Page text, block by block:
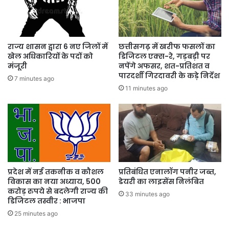
राज्य शासन द्वारा 6 नए जिलों में
खेल अधिकारियों के पदों को
मंजूरी
7 minutes ago
छत्तीसगढ़ में खरीफ फसलों का
डिजिटल एक्स-रे, गड़बड़ी पर
नपेंगे अफसर, शत-प्रतिशत व
पारदर्शी गिरदावरी के कड़े निर्देश
11 minutes ago
प्रदेश में नई तकनीक व कौशल
विकास का नया अध्याय, 500
करोड़ रुपये से बदलेगी राज्य की
डिजिटल तस्वीर : भाजपा
25 minutes ago
प्रतिबंधित एनालॉग पनीर जब्त,
डेयरी का लाइसेंस निलंबित
33 minutes ago